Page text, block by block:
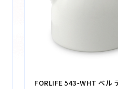
FORLIFE 543-WHT ベル